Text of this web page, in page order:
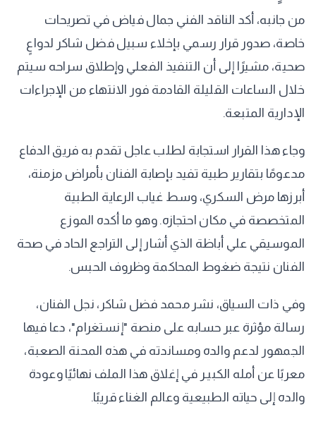
​من جانبه، أكد الناقد الفني جمال فياض في تصريحات
خاصة، صدور قرار رسمي بإخلاء سبيل فضل شاكر لدواعٍ
صحية، مشيرًا إلى أن التنفيذ الفعلي وإطلاق سراحه سيتم
خلال الساعات القليلة القادمة فور الانتهاء من الإجراءات
الإدارية المتبعة.
​وجاء هذا القرار استجابة لطلب عاجل تقدم به فريق الدفاع
مدعومًا بتقارير طبية تفيد بإصابة الفنان بأمراض مزمنة،
أبرزها مرض السكري، وسط غياب الرعاية الطبية
المتخصصة في مكان احتجازه. وهو ما أكده الموزع
الموسيقي علي أباظة الذي أشار إلى التراجع الحاد في صحة
الفنان نتيجة ضغوط المحاكمة وظروف الحبس.
​وفي ذات السياق، نشر محمد فضل شاكر، نجل الفنان،
رسالة مؤثرة عبر حسابه على منصة "إنستغرام"، دعا فيها
الجمهور لدعم والده ومساندته في هذه المحنة الصعبة،
معربًا عن أمله الكبيـر في إغلاق هذا الملف نهائيًا وعودة
والده إلى حياته الطبيعية وعالم الغناء قريبًا.